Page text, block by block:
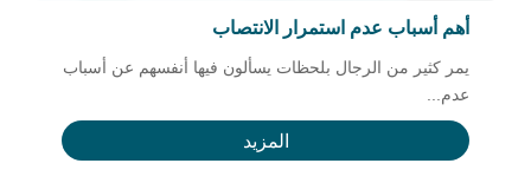
أهم أسباب عدم استمرار الانتصاب
يمر كثير من الرجال بلحظات يسألون فيها أنفسهم عن أسباب
عدم...
المزيد